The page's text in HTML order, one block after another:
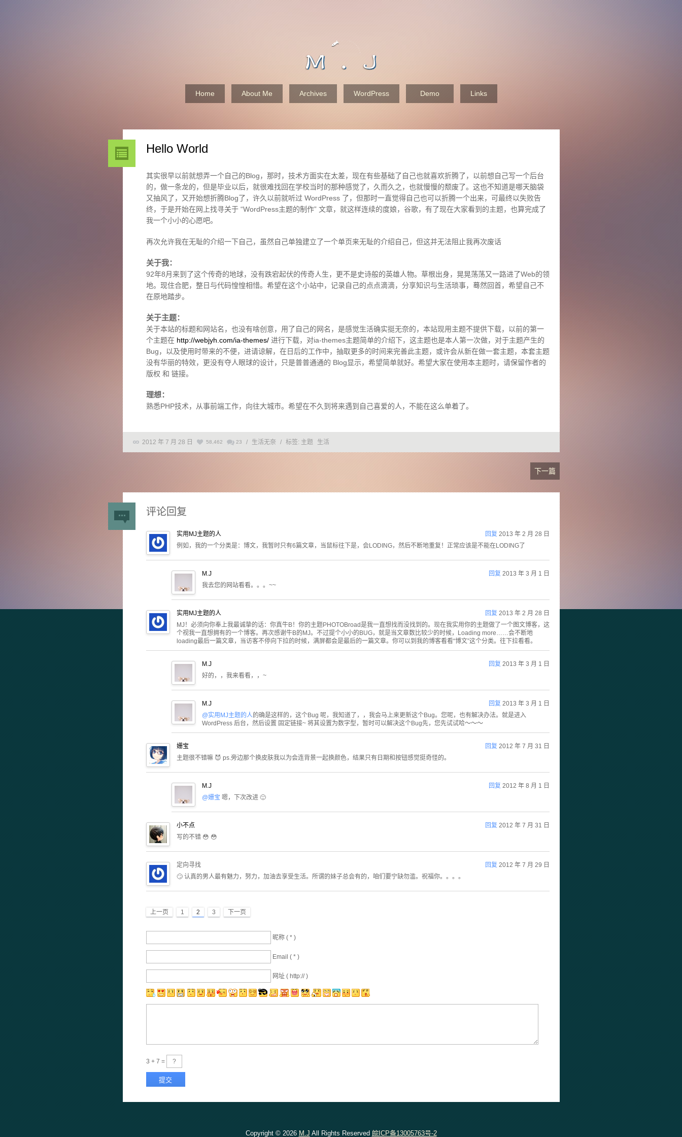
Home About Me Archives WordPress Demo Links
Hello World
其实很早以前就想弄一个自己的Blog，那时，技术方面实在太差，现在有些基础了自己也就喜欢折腾了，以前想自己写一个后台
的，做一条龙的，但是毕业以后，就很难找回在学校当时的那种感觉了，久而久之，也就慢慢的颓废了。这也不知道是哪天脑袋
又抽风了，又开始想折腾Blog了，许久以前就听过 WordPress 了，但那时一直觉得自己也可以折腾一个出来，可最终以失败告
终，于是开始在网上找寻关于 “WordPress主题的制作” 文章，就这样连续的度娘，谷歌，有了现在大家看到的主题，也算完成了
我一个小小的心愿吧。
再次允许我在无耻的介绍一下自己，虽然自己单独建立了一个单页来无耻的介绍自己，但这并无法阻止我再次废话
关于我：
92年8月来到了这个传奇的地球，没有跌宕起伏的传奇人生，更不是史诗般的英雄人物。草根出身，晃晃荡荡又一路进了Web的领
地。现住合肥，整日与代码惶惶相惜。希望在这个小站中，记录自己的点点滴滴，分享知识与生活琐事，蓦然回首，希望自己不
在原地踏步。
关于主题：
关于本站的标题和网站名，也没有啥创意，用了自己的网名，是感觉生活确实挺无奈的，本站现用主题不提供下载，以前的第一
个主题在 http://webjyh.com/ia-themes/进行下载，对ia-themes主题简单的介绍下，这主题也是本人第一次做，对于主题产生的
Bug，以及使用时带来的不便，进请谅解，在日后的工作中，抽取更多的时间来完善此主题，或许会从新在做一套主题，本套主题
没有华丽的特效，更没有夺人眼球的设计，只是普普通通的 Blog显示，希望简单就好。希望大家在使用本主题时，请保留作者的
版权 和 链接。
理想：
熟悉PHP技术，从事前端工作，向往大城市。希望在不久到将来遇到自己喜爱的人，不能在这么单着了。
2012 年 7 月 28 日 58,462 23 / 生活无奈 / 标签: 主题 生活
下一篇
评论回复
回复 2013 年 2 月 28 日
实用MJ主题的人
例如，我的一个分类是：博文，我暂时只有6篇文章，当鼠标往下是，会LODING，然后不断地重复！正常应该是不能在LODING了
回复 2013 年 3 月 1 日
M.J
我去您的网站看看。。。~~
回复 2013 年 2 月 28 日
实用MJ主题的人
MJ！必须向你奉上我最诚挚的话：你真牛B！你的主题PHOTOBroad是我一直想找而没找到的。现在我实用你的主题做了一个图文博客，这
个视我一直想拥有的一个博客。再次感谢牛B的MJ。不过提个小小的BUG，就是当文章数比较少的时候，Loading more……会不断地
loading最后一篇文章，当访客不停向下拉的时候，满屏都会是最后的一篇文章。你可以到我的博客看看“博文”这个分类。往下拉看看。
回复 2013 年 3 月 1 日
M.J
好的，，我来看看，，~
回复 2013 年 3 月 1 日
M.J
@实用MJ主题的人的确是这样的，这个Bug 呢，我知道了，，我会马上来更新这个Bug。您呢，也有解决办法。就是进入
WordPress 后台，然后设置 固定链接~ 将其设置为数字型，暂时可以解决这个Bug先，您先试试哈～～～
回复 2012 年 7 月 31 日
姗宝
主题很不错嘛 😈 ps.旁边那个换皮肤我以为会连背景一起换颜色，结果只有日期和按钮感觉挺奇怪的。
回复 2012 年 8 月 1 日
M.J
@姗宝 嗯，下次改进 🙂
回复 2012 年 7 月 31 日
小不点
写的不错 😳 😳
回复 2012 年 7 月 29 日
定向寻找
🙄 认真的男人最有魅力，努力，加油去享受生活。所谓的妹子总会有的，咱们要宁缺勿滥。祝福你。。。。
上一页 1 2 3 下一页
昵称 ( *)
Email ( *)
网址 ( http:// )
3 + 7 =
Copyright © 2026 M.J All Rights Reserved 皖ICP备13005763号-2